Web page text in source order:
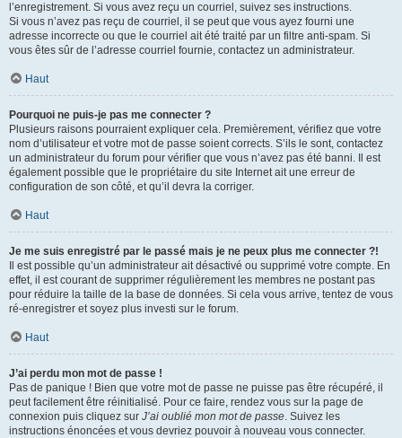
l’enregistrement. Si vous avez reçu un courriel, suivez ses instructions.
Si vous n’avez pas reçu de courriel, il se peut que vous ayez fourni une
adresse incorrecte ou que le courriel ait été traité par un filtre anti-spam. Si
vous êtes sûr de l’adresse courriel fournie, contactez un administrateur.
Haut
Pourquoi ne puis-je pas me connecter ?
Plusieurs raisons pourraient expliquer cela. Premièrement, vérifiez que votre
nom d’utilisateur et votre mot de passe soient corrects. S’ils le sont, contactez
un administrateur du forum pour vérifier que vous n’avez pas été banni. Il est
également possible que le propriétaire du site Internet ait une erreur de
configuration de son côté, et qu’il devra la corriger.
Haut
Je me suis enregistré par le passé mais je ne peux plus me connecter ?!
Il est possible qu’un administrateur ait désactivé ou supprimé votre compte. En
effet, il est courant de supprimer régulièrement les membres ne postant pas
pour réduire la taille de la base de données. Si cela vous arrive, tentez de vous
ré-enregistrer et soyez plus investi sur le forum.
Haut
J’ai perdu mon mot de passe !
Pas de panique ! Bien que votre mot de passe ne puisse pas être récupéré, il
peut facilement être réinitialisé. Pour ce faire, rendez vous sur la page de
connexion puis cliquez sur J’ai oublié mon mot de passe. Suivez les
instructions énoncées et vous devriez pouvoir à nouveau vous connecter.